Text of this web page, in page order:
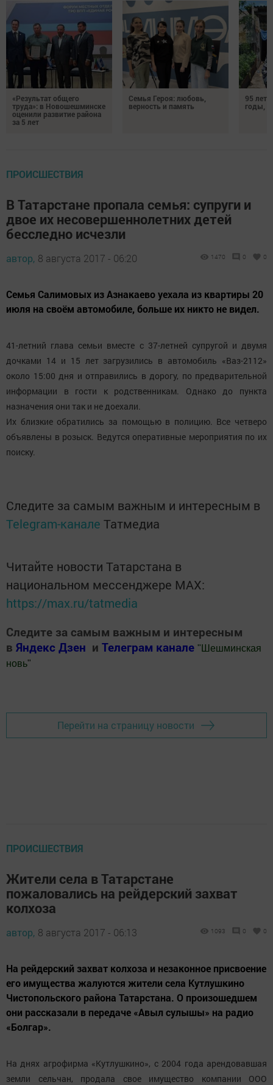
«Результат общего
труда»: в Новошешминске
оценили развитие района
за 5 лет
Семья Героя: любовь,
верность и память
95 лет
годы,
ПРОИСШЕСТВИЯ
В Татарстане пропала семья: супруги и
двое их несовершеннолетних детей
бесследно исчезли
автор, 8 августа 2017 - 06:20 1470 0 0
Семья Салимовых из Азнакаево уехала из квартиры 20
июля на своём автомобиле, больше их никто не видел.
41-летний глава семьи вместе с 37-летней супругой и двумя
дочками 14 и 15 лет загрузились в автомобиль «Ваз-2112»
около 15:00 дня и отправились в дорогу, по предварительной
информации в гости к родственникам. Однако до пункта
назначения они так и не доехали.
Их близкие обратились за помощью в полицию. Все четверо
объявлены в розыск. Ведутся оперативные мероприятия по их
поиску.
Следите за самым важным и интересным в
Telegram-канале Татмедиа
Читайте новости Татарстана в
национальном мессенджере MАХ:
https://max.ru/tatmedia
Следите за самым важным и интересным
в Яндекс Дзен и Телеграм канале " Шешминская
новь"
Перейти на страницу новости
ПРОИСШЕСТВИЯ
Жители села в Татарстане
пожаловались на рейдерский захват
колхоза
автор, 8 августа 2017 - 06:13 1093 0 0
На рейдерский захват колхоза и незаконное присвоение
его имущества жалуются жители села Кутлушкино
Чистопольского района Татарстана. О произошедшем
они рассказали в передаче «Авыл сулышы» на радио
«Болгар».
На днях агрофирма «Кутлушкино», с 2004 года арендовавшая
земли сельчан, продала свое имущество компании ООО